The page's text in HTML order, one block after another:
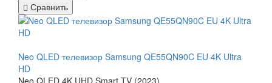
Сравнить
Neo QLED телевизор Samsung QE55QN90C EU 4K Ultra
HD